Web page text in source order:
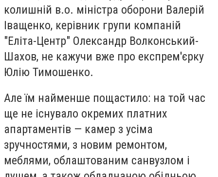
колишній в.о. міністра оборони Валерій
Іващенко, керівник групи компаній
"Еліта-Центр" Олександр Волконський-
Шахов, не кажучи вже про експрем'єрку
Юлію Тимошенко.
Але їм найменше пощастило: на той час
ще не існувало окремих платних
апартаментів — камер з усіма
зручностями, з новим ремонтом,
меблями, облаштованим санвузлом і